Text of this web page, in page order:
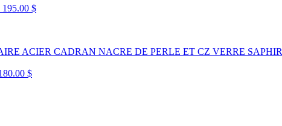
195.00 $
ACIER CADRAN NACRE DE PERLE ET CZ VERRE SAPHIR
$